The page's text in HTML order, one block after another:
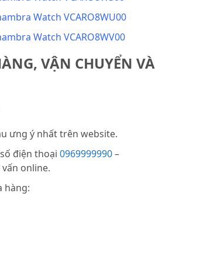
Watch VCARO8WU00
Watch VCARO8WV00
VẬN CHUYỂN VÀ
ưng ý nhất trên website.
điện thoại 0969999990–
online.
hàng: